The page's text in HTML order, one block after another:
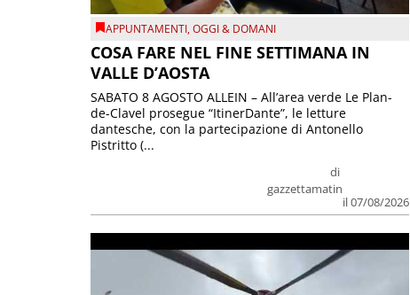
APPUNTAMENTI,OGGI & DOMANI
COSA FARE NEL FINE SETTIMANA IN
VALLE D’AOSTA
di
gazzettamatin
il 07/08/2026
SABATO 8 AGOSTO ALLEIN – All’area verde Le Plan-
de-Clavel prosegue “ItinerDante”, le letture
dantesche, con la partecipazione di Antonello
Pistritto (...